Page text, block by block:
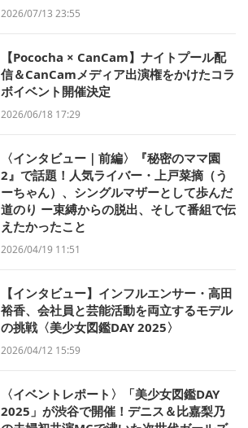
2026/07/13 23:55
【Pococha × CanCam】ナイトプール配
信＆CanCamメディア出演権をかけたコラ
ボイベント開催決定
2026/06/18 17:29
〈インタビュー｜前編〉『秘密のママ園
2』で話題！人気ライバー・上戸菜摘（う
ーちゃん）、シングルマザーとして歩んだ
道のり ー束縛からの脱出、そして番組で伝
えたかったこと
2026/04/19 11:51
【インタビュー】インフルエンサー・高田
裕香、会社員と芸能活動を両立するモデル
の挑戦〈美少女図鑑DAY 2025〉
2026/04/12 15:59
〈イベントレポート〉「美少女図鑑DAY
2025」が渋谷で開催！デニス＆比嘉梨乃